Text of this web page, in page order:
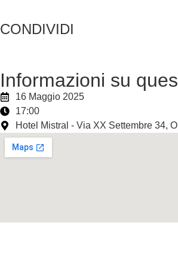
CONDIVIDI
Informazioni su
16 Maggio 2025
17:00
Hotel Mistral - Via XX Settembre 34,